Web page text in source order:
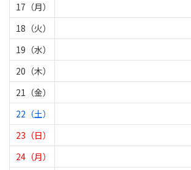
17（月）
18（火）
19（水）
20（木）
21（金）
22（土）
23（日）
24（月）